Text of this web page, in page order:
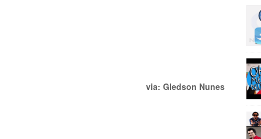
via: Gledson Nunes